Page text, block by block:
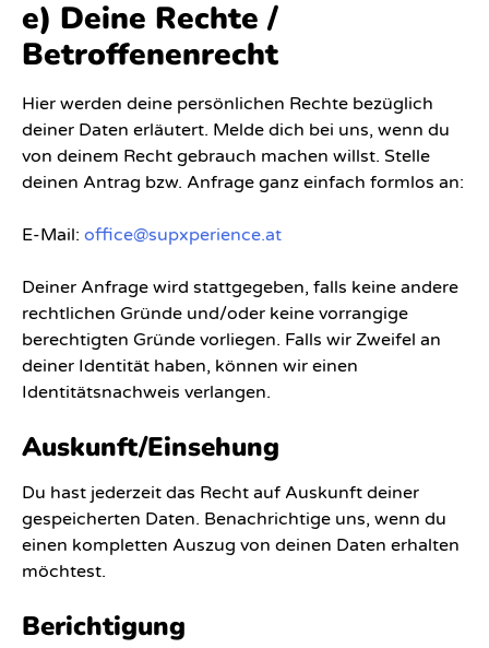
e) Deine Rechte /
Betroffenenrecht
Hier werden deine persönlichen Rechte bezüglich
deiner Daten erläutert. Melde dich bei uns, wenn du
von deinem Recht gebrauch machen willst. Stelle
deinen Antrag bzw. Anfrage ganz einfach formlos an:
E-Mail: office@supxperience.at
Deiner Anfrage wird stattgegeben, falls keine andere
rechtlichen Gründe und/oder keine vorrangige
berechtigten Gründe vorliegen. Falls wir Zweifel an
deiner Identität haben, können wir einen
Identitätsnachweis verlangen.
Auskunft/Einsehung
Du hast jederzeit das Recht auf Auskunft deiner
gespeicherten Daten. Benachrichtige uns, wenn du
einen kompletten Auszug von deinen Daten erhalten
möchtest.
Berichtigung